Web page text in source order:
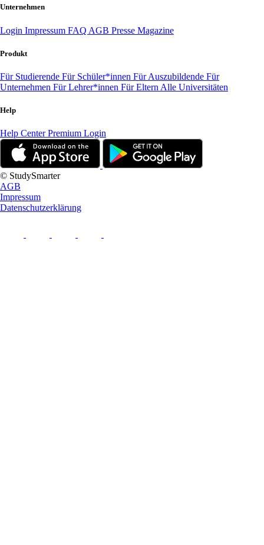
Unternehmen
Login Impressum FAQ AGB Presse Magazine
Produkt
Für Studierende Für Schüler*innen Für Auszubildende Für
Unternehmen Für Lehrer*innen Für Eltern Alle Universitäten
Help
Help CenterPremium Login
© StudySmarter
AGB
Impressum
Datenschutzerklärung